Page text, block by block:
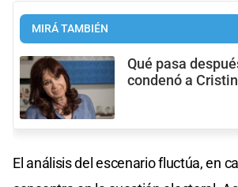
MIRÁ TAMBIÉN
Qué pasa
condenó a
El análisis del escenario fluctúa, en